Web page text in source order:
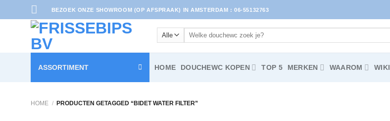
BEZOEK ONZE SHOWROOM (OP AFSPRAAK) IN AMSTERDAM : 06-55132763
Zoeken
ASSORTIMENT HOME DOUCHEWC KOPEN TOP 5 MERKEN WAAROM WIKI
HOME / PRODUCTEN GETAGGED “BIDET WATER FILTER”